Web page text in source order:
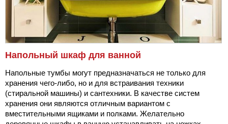
Напольный шкаф для ванной
Напольные тумбы могут предназначаться не только для
хранения чего-либо, но и для встраивания техники
(стиральной машины) и сантехники. В качестве систем
хранения они являются отличным вариантом с
вместительными ящиками и полками. Желательно